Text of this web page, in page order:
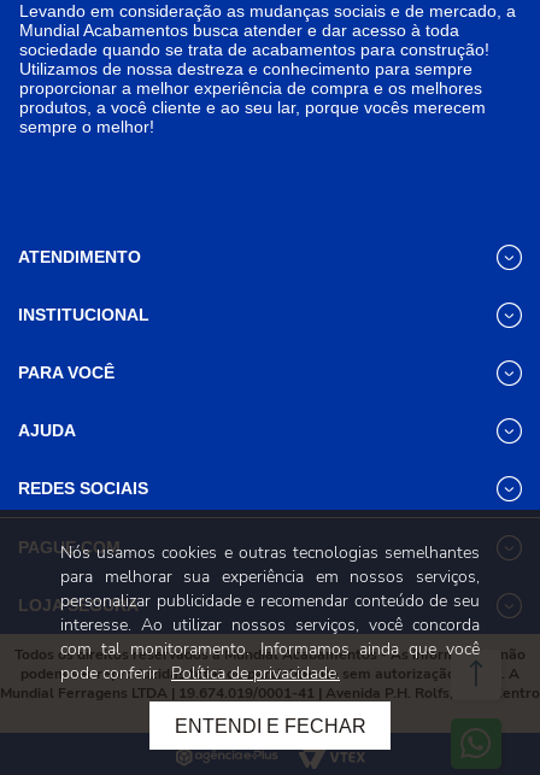
Levando em consideração as mudanças sociais e de mercado, a
Mundial Acabamentos busca atender e dar acesso à toda
sociedade quando se trata de acabamentos para construção!
Utilizamos de nossa destreza e conhecimento para sempre
proporcionar a melhor experiência de compra e os melhores
produtos, a você cliente e ao seu lar, porque vocês merecem
sempre o melhor!
ATENDIMENTO
Sábado das 8h às 12h
(31) 3611-8200 Loja Física
INSTITUCIONAL
Nossas Lojas
Programa de
Relacionamento
Trabalhe Conosco
PARA VOCÊ
Minha conta
Revistas
AJUDA
Dúvidas
Frete e Entrega
Trocas e
Devoluções
Política de
Privacidade e
Segurança
REDES SOCIAIS
PAGUE COM
LOJA SEGURA
Todos os direitos reservados à Mundial Acabamentos - As informações não
podem ser reproduzidas total ou parcialmente sem autorização prévia. A
Mundial Ferragens LTDA | 19.674.019/0001-41 | Avenida P.H. Rolfs, 215 , Centro
Nós usamos cookies e outras tecnologias semelhantes
para melhorar sua experiência em nossos serviços,
personalizar publicidade e recomendar conteúdo de seu
interesse. Ao utilizar nossos serviços, você concorda
com tal monitoramento. Informamos ainda que você
pode conferir Política de privacidade.
ENTENDI E FECHAR